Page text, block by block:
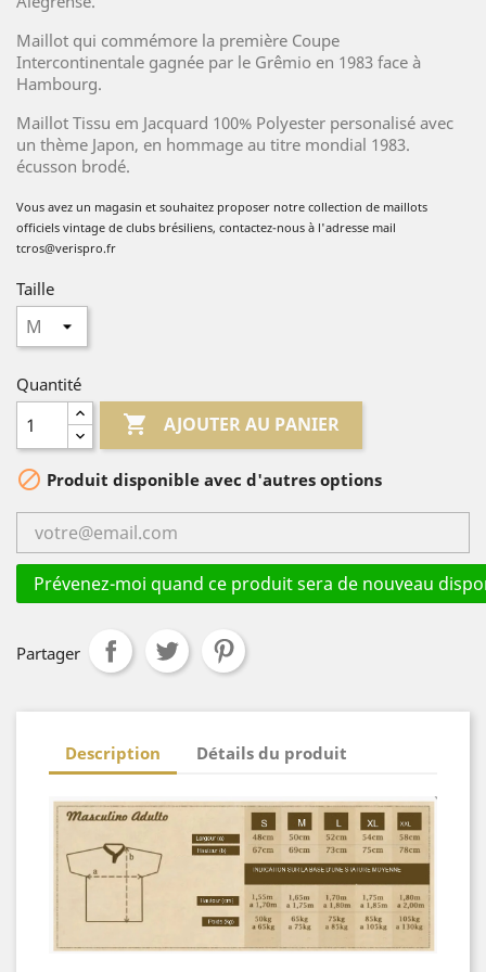
Maillot qui commémore la première Coupe
Intercontinentale gagnée par le Grêmio en 1983 face à
Hambourg.
Maillot Tissu em Jacquard 100% Polyester personalisé avec
un thème Japon, en hommage au titre mondial 1983.
écusson brodé.
Vous avez un magasin et souhaitez proposer notre collection de maillots
officiels vintage de clubs brésiliens, contactez-nous à l'adresse mail
tcros@verispro.fr
Taille
Quantité
 AJOUTER AU PANIER
 Produit disponible avec d'autres options
Prévenez-moi quand ce produit sera de nouveau
Partager
Description Détails du produit